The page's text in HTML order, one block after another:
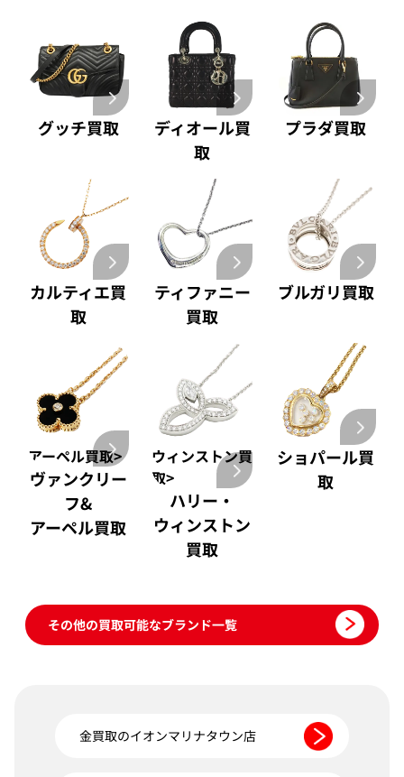
グッチ買取
ディオール買
取
プラダ買取
カルティエ買
取
ティファニー
買取
ブルガリ買取
アーペル買取>
ヴァンクリー
フ&
アーペル買取
ウィンストン買
取>
ハリー・
ウィンストン
買取
ショパール買
取
その他の買取可能なブランド一覧
金買取のイオンマリナタウン店